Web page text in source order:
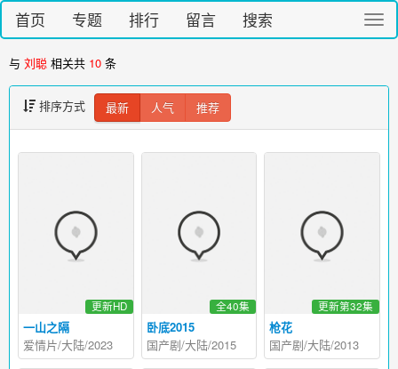
切
换
首页 专题 排行 留言 搜索
与 刘聪 相关共 10 条
排序方式 最新 人气 推荐
一山之隔
更新HD
爱情片/大陆/2023
卧底2015
全40集
国产剧/大陆/2015
枪花
更新第32集
国产剧/大陆/2013